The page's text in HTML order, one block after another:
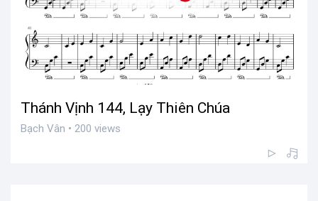
Thánh Vịnh 144, Lạy Thiên Chúa
Bạch Vân • 200 views